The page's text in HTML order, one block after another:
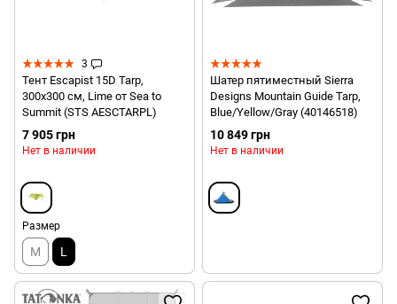
3
Тент Escapist 15D Tarp,
300х300 см, Lime от Sea to
Summit (STS AESCTARPL)
7 905 грн
Нет в наличии
Размер
M L
Шатер пятиместный Sierra
Designs Mountain Guide Tarp,
Blue/Yellow/Gray (40146518)
10 849 грн
Нет в наличии